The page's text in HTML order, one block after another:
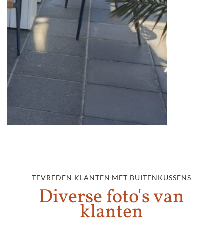
TEVREDEN KLANTEN MET BUITENKUSSENS
Diverse foto's van
klanten